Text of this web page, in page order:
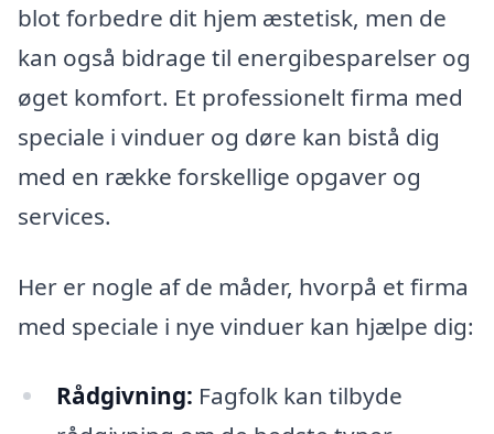
blot forbedre dit hjem æstetisk, men de
kan også bidrage til energibesparelser og
øget komfort. Et professionelt firma med
speciale i vinduer og døre kan bistå dig
med en række forskellige opgaver og
services.
Her er nogle af de måder, hvorpå et firma
med speciale i nye vinduer kan hjælpe dig:
Rådgivning: Fagfolk kan tilbyde